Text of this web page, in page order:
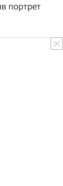
портрет